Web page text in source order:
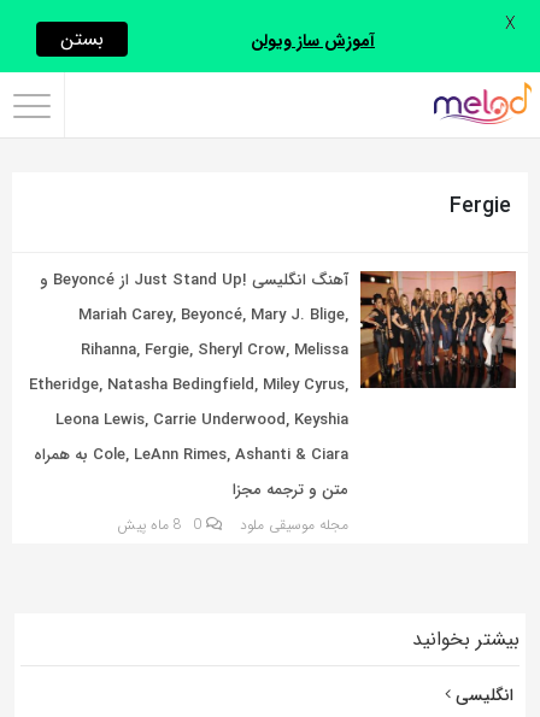
اشتراک
با
از
زیر
می‌توانید
این
صفحه
کپی
Fergie
آهنگ انگلیسی !Just Stand Up از Beyoncé و
Mariah Carey, Beyoncé, Mary J. Blige,
Rihanna, Fergie, Sheryl Crow, Melissa
Etheridge, Natasha Bedingfield, Miley Cyrus,
Leona Lewis, Carrie Underwood, Keyshia
Cole, LeAnn Rimes, Ashanti & Ciara به همراه
متن و ترجمه مجزا
مجله موسیقی ملود 0 8 ماه پیش
بیشتر بخوانید
انگلیسی
آموزش ساز ویولن بستن X